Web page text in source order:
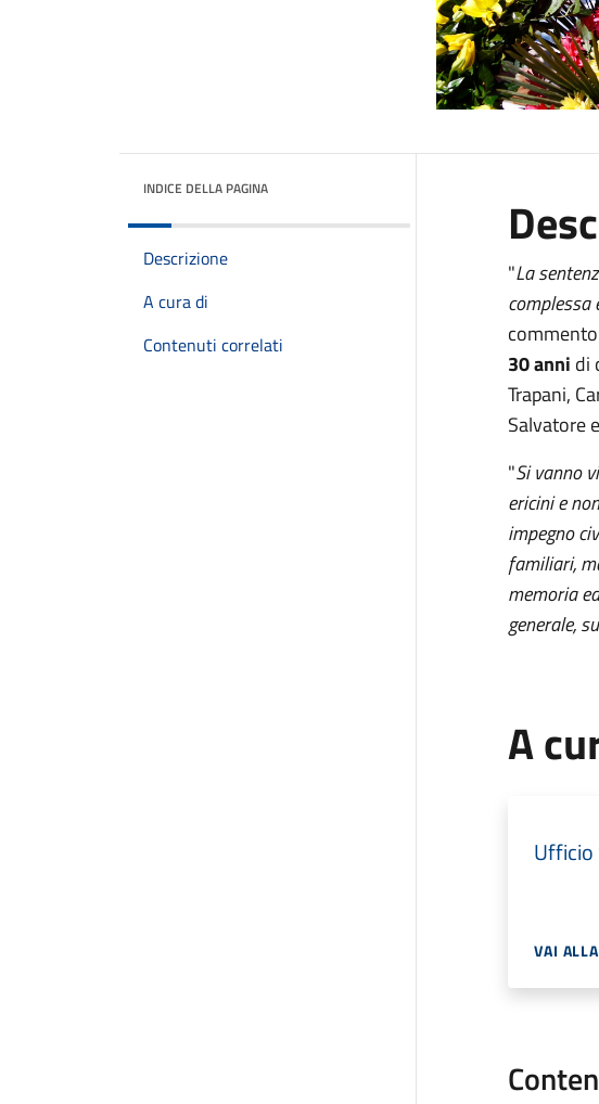
INDICE DELLA PAGINA
Descrizione
A cura di
Contenuti correlati
"La
30 anni di
Trapani,
Salvatore
"Si vanno
ericini e
impegno
familiari,
memoria
generale,
A
Ufficio
VAI